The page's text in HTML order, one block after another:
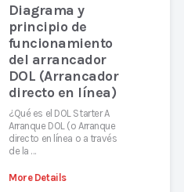
Diagrama y
principio de
funcionamiento
del arrancador
DOL (Arrancador
directo en línea)
¿Qué es el DOL Starter A
Arranque DOL (o Arranque
directo en línea o a través
de la …
More Details